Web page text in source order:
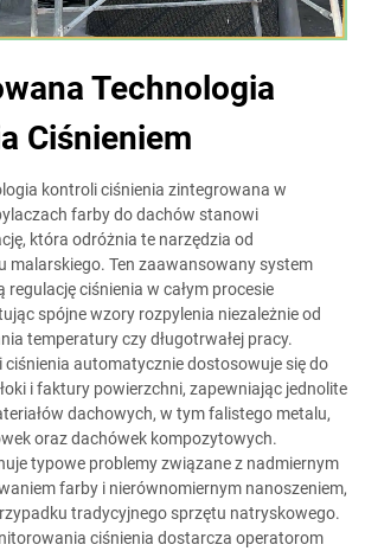
Technologia
Ciśnieniem
kontroli ciśnienia zintegrowana w
farby do dachów stanowi
która odróżnia te narzędzia od
malarskiego. Ten zaawansowany system
regulację ciśnienia w całym procesie
spójne wzory rozpylenia niezależnie od
temperatury czy długotrwałej pracy.
ciśnienia automatycznie dostosowuje się do
i faktury powierzchni, zapewniając jednolite
dachowych, w tym falistego metalu,
oraz dachówek kompozytowych.
typowe problemy związane z nadmiernym
farby i nierównomiernym nanoszeniem,
tradycyjnego sprzętu natryskowego.
ciśnienia dostarcza operatorom